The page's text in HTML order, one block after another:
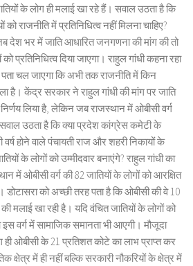
के लोग ही मलाई खा रहे हैं। सवाल उठता है कि
को राजनीति में प्रतिनिधित्व नहीं मिलना चाहिए?
देश भर में जाति आधारित जनगणना की मांग की तो
प्रतिनिधित्व दिया जाएगा। राहुल गांधी कहना रहा
चल जाएगा कि अभी तक राजनीति में किन
है। केंद्र सरकार ने राहुल गांधी की मांग पर जाति
लिया है, लेकिन जब राजस्थान में ओबीसी वर्ग
सवाल उठता है कि क्या प्रदेश कांग्रेस कमेटी के
वर्ष होने वाले पंचायती राज और शहरी निकायों के
के लोगों को उम्मीदवार बनाएंगे? राहुल गांधी का
में ओबीसी वर्ग की 82 जातियों के लोगों को आरक्षित
डोटासरा को अच्छी तरह पता है कि ओबीसी की वे 10
मलाई खा रही है। यदि वंचित जातियों के लोगों को
इस वर्ग में सामाजिक समानता भी आएगी। मौजूदा
ही ओबीसी के 21 प्रतिशत कोटे का लाभ प्राप्त कर
क्षेत्र में ही नहीं बल्कि सरकारी नौकरियों के क्षेत्र में